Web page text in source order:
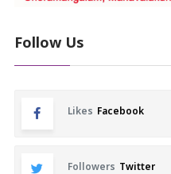
Follow Us
Likes Facebook
Followers Twitter